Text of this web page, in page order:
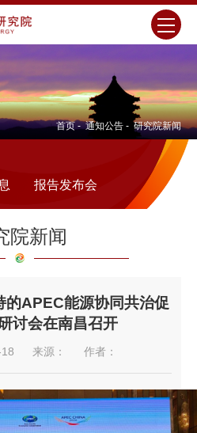
首页 - 通知公告 - 研究院新闻
报告发布会
院新闻
的APEC能源协同共治促
讨会在南昌召开
来源： 作者：